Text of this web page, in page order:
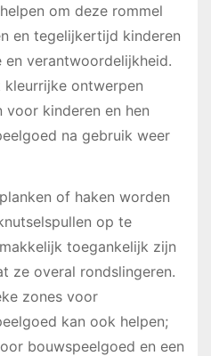
om deze rommel
en tegelijkertijd kinderen
verantwoordelijkheid.
ontwerpen
voor kinderen en hen
na gebruik weer
of haken worden
op te
toegankelijk zijn
ze overal rondslingeren.
zones voor
kan ook helpen;
bouwspeelgoed en een